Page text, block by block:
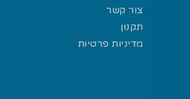
צור קשר
תקנון
מדיניות פרטיות